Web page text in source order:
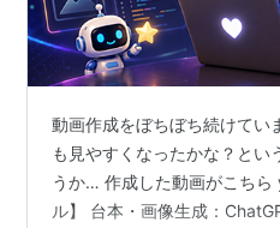
動画作成をぼちぼち続けてい
も見やすくなったかな？とい
うか… 作成した動画がこち
ル】 台本・画像生成：